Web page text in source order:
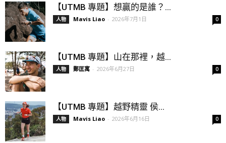
【UTMB 專題】想贏的是誰？...
人物 Mavis Liao - 2026年7月1日 0
【UTMB 專題】山在那裡，越...
人物 鄭匡寓 - 2026年6月27日 0
【UTMB 專題】越野精靈 侯...
人物 Mavis Liao - 2026年6月16日 0